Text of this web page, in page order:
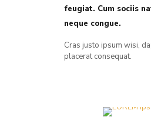
feugiat. Cum sociis
neque congue.
Cras justo ipsum wisi,
placerat consequat.